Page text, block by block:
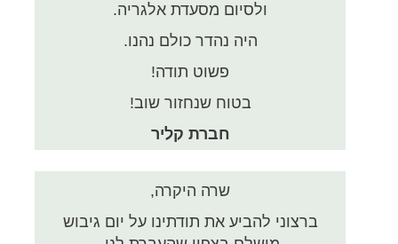
ולסיום מסעדת אלגריה.
היה נהדר כולם נהנו.
פשוט תודה!
בטוח שנחזור שוב!
חברת קליר
שרה היקרה,
ברצוני להביע את תודתינו על יום גיבוש